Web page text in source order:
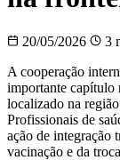
20/05/2026
3
A cooperação
importante capítulo
localizado na
Profissionais de
ação de integração
vacinação e da